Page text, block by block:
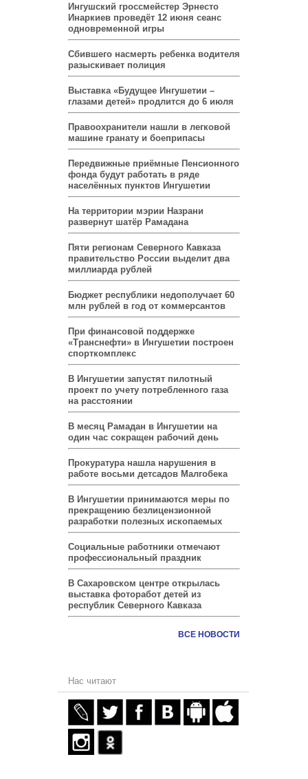
Ингушский гроссмейстер Эрнесто
Инаркиев проведёт 12 июня сеанс
одновременной игры
Сбившего насмерть ребенка водителя
разыскивает полиция
Выставка «Будущее Ингушетии –
глазами детей» продлится до 6 июля
Правоохранители нашли в легковой
машине гранату и боеприпасы
Передвижные приёмные Пенсионного
фонда будут работать в ряде
населённых пунктов Ингушетии
На территории мэрии Назрани
развернут шатёр Рамадана
Пяти регионам Северного Кавказа
правительство России выделит два
миллиарда рублей
Бюджет республики недополучает 60
млн рублей в год от коммерсантов
При финансовой поддержке
«Транснефти» в Ингушетии построен
спорткомплекс
В Ингушетии запустят пилотный
проект по учету потребленного газа
на расстоянии
В месяц Рамадан в Ингушетии на
один час сокращен рабочий день
Прокуратура нашла нарушения в
работе восьми детсадов Малгобека
В Ингушетии принимаются меры по
прекращению безлицензионной
разработки полезных ископаемых
Социальные работники отмечают
профессиональный праздник
В Сахаровском центре открылась
выставка фоторабот детей из
республик Северного Кавказа
ВСЕ НОВОСТИ
Нас читают